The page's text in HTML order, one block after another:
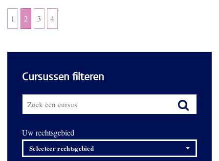
1 2 3 4
Cursussen filteren
Uw rechtsgebied
Selecteer rechtsgebied